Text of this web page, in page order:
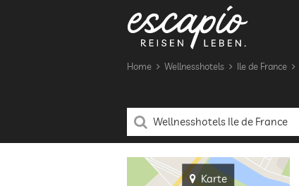
Home Wellnesshotels Ile de France
Karte